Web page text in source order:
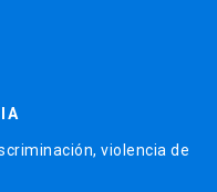
violencia de